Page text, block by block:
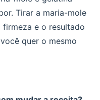
Tirar a maria-mole
e o resultado
quer o mesmo